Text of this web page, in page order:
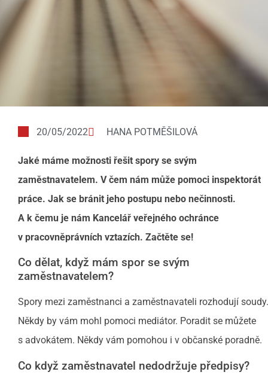
20/05/2022 HANA POTMĚŠILOVÁ
Jaké máme možnosti řešit spory se svým
zaměstnavatelem. V čem nám může pomoci inspektorát
práce. Jak se bránit jeho postupu nebo nečinnosti.
A k čemu je nám Kancelář veřejného ochránce
v pracovněprávních vztazích. Začtěte se!
Co dělat, když mám spor se svým
zaměstnavatelem?
Spory mezi zaměstnanci a zaměstnavateli rozhodují soudy.
Někdy by vám mohl pomoci mediátor. Poradit se můžete
s advokátem. Někdy vám pomohou i v občanské poradně.
Co když zaměstnavatel nedodržuje předpisy?